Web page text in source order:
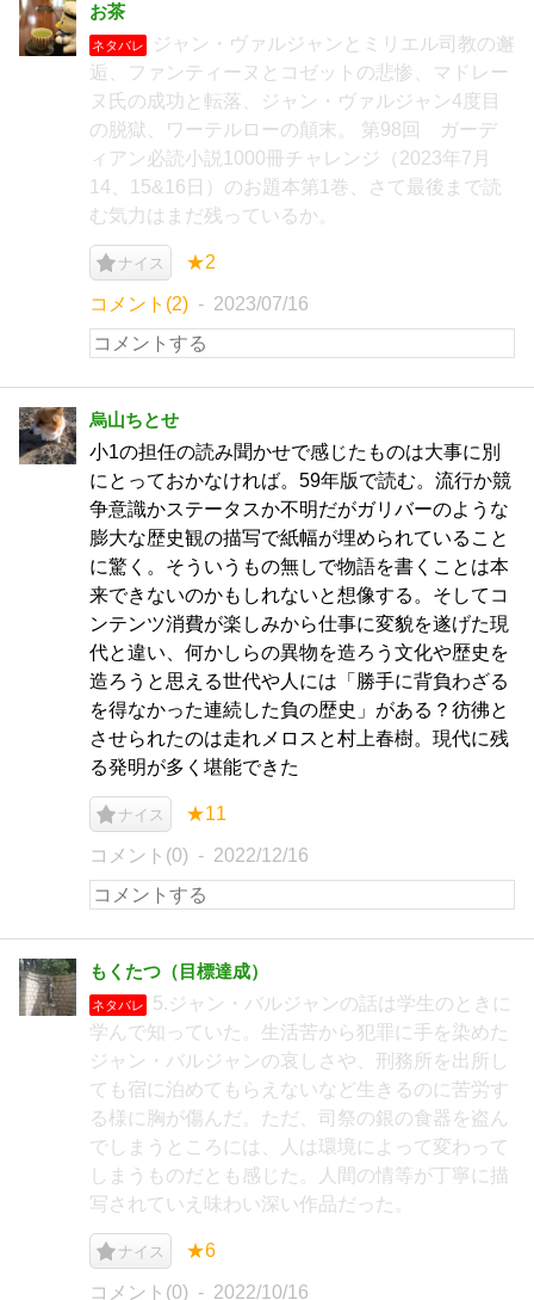
お茶
ネタバレ
ジャン・ヴァルジャンとミリエル司教の邂
逅、ファンティーヌとコゼットの悲惨、マドレー
ヌ氏の成功と転落、ジャン・ヴァルジャン4度目
の脱獄、ワーテルローの顛末。 第98回 ガーデ
ィアン必読小説1000冊チャレンジ（2023年7月
14、15&16日）のお題本第1巻、さて最後まで読
む気力はまだ残っているか。
ナイス ★2
コメント(2) 2023/07/16
烏山ちとせ
小1の担任の読み聞かせで感じたものは大事に別
にとっておかなければ。59年版で読む。流行か競
争意識かステータスか不明だがガリバーのような
膨大な歴史観の描写で紙幅が埋められていること
に驚く。そういうもの無しで物語を書くことは本
来できないのかもしれないと想像する。そしてコ
ンテンツ消費が楽しみから仕事に変貌を遂げた現
代と違い、何かしらの異物を造ろう文化や歴史を
造ろうと思える世代や人には「勝手に背負わざる
を得なかった連続した負の歴史」がある？彷彿と
させられたのは走れメロスと村上春樹。現代に残
る発明が多く堪能できた
ナイス ★11
コメント(0) 2022/12/16
もくたつ（目標達成）
ネタバレ
5.ジャン・バルジャンの話は学生のときに
学んで知っていた。生活苦から犯罪に手を染めた
ジャン・バルジャンの哀しさや、刑務所を出所し
ても宿に泊めてもらえないなど生きるのに苦労す
る様に胸が傷んだ。ただ、司祭の銀の食器を盗ん
でしまうところには、人は環境によって変わって
しまうものだとも感じた。人間の情等が丁寧に描
写されていえ味わい深い作品だった。
ナイス ★6
コメント(0) 2022/10/16